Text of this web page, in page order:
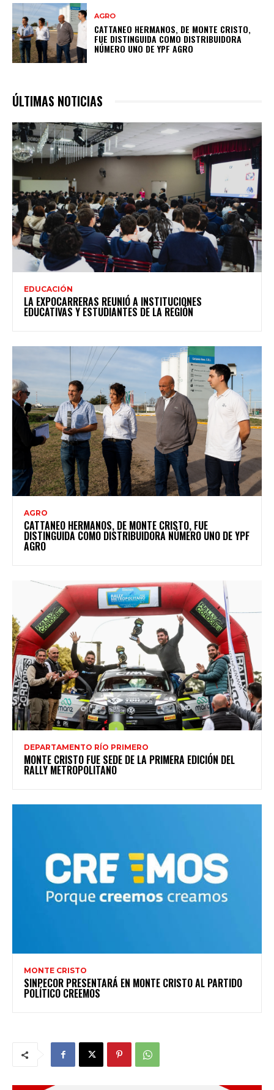
AGRO
CATTANEO HERMANOS, DE MONTE CRISTO,
FUE DISTINGUIDA COMO DISTRIBUIDORA
NÚMERO UNO DE YPF AGRO
ÚLTIMAS NOTICIAS
EDUCACIÓN
LA EXPOCARRERAS REUNIÓ A INSTITUCIONES
EDUCATIVAS Y ESTUDIANTES DE LA REGIÓN
AGRO
CATTANEO HERMANOS, DE MONTE CRISTO, FUE
DISTINGUIDA COMO DISTRIBUIDORA NÚMERO UNO DE YPF
AGRO
DEPARTAMENTO RÍO PRIMERO
MONTE CRISTO FUE SEDE DE LA PRIMERA EDICIÓN DEL
RALLY METROPOLITANO
MONTE CRISTO
SINPECOR PRESENTARÁ EN MONTE CRISTO AL PARTIDO
POLÍTICO CREEMOS